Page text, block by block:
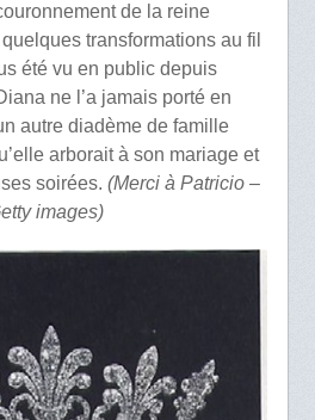
de la reine
transformations au fil
été vu en public depuis
ne l’a jamais porté en
autre diadème de famille
arborait à son mariage et
soirées. (Merci à Patricio –
images)